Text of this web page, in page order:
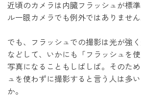
近頃のカメラは内臓フラッシュが標
ル一眼カメラでも例外ではありません
でも、フラッシュでの撮影は光が強
などして、いかにも「フラッシュを
写真になることもしばしば。そのた
ュを使わずに撮影すると言う人は多
か。